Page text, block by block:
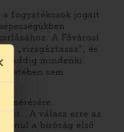
a fogyatékosok jogait
A Fővárosi
„vizsgáztassa”, és
mindenki
sem
mérésére.
A válasz erre az
a bíróság első